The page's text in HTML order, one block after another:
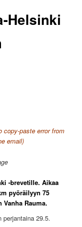
Helsinki
copy-paste error from
email)
-brevetille. Aikaa
pyöräilyyn 75
Rauma.
perjantaina 29.5.